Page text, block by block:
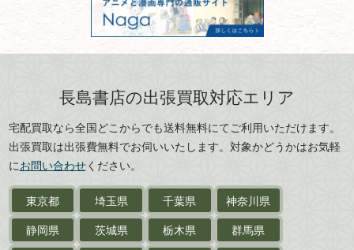
カメラ・撮影術
版画・リトグラフ・
刀剣・鎧・甲冑
武道書・武術書
近代文学・
サイン色紙
作家草稿・原稿・肉筆物
京都府
大阪府
兵庫県
奈良県
島根県
岡山県
徳島県
香川県
愛媛県
古物商名称：有限会社長島書店
長島書店の出張買取対応エリア
宅配買取なら全国どこからでも送料無料にてご利用いただけます。
出張買取は出張費無料でお伺いいたします。対象かどうかはお気軽
にお問い合わせください。
東京都 埼玉県 千葉県
神奈川県
静岡県
茨城県 栃木県
群馬県